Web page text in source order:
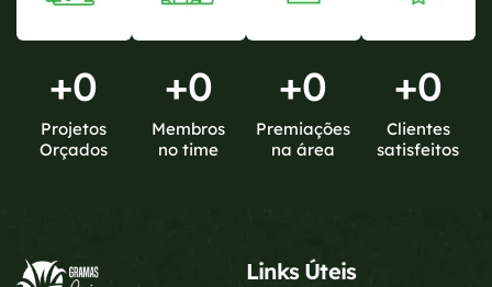
+0
Projetos
Orçados
+0
Membros
no time
+0
Premiações
na área
+0
Clientes
satisfeitos
Links Úteis